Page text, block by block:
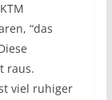
“das
raus.
viel ruhiger